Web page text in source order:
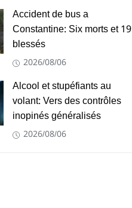
Accident de bus a
Constantine: Six morts et 19
blessés
2026/08/06
Alcool et stupéfiants au
volant: Vers des contrôles
inopinés généralisés
2026/08/06